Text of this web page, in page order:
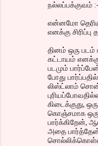
நல்லப்பக்குவம்
என்னமோ
எனக்கு சிரிப்பு
தினம் ஒரு படம்
கட்டாயம்
படமும்
போது
லிஸ்ட்லாம்
கிடைக்குது,
கொஞ்சமாக ஒரு
பார்க்கிறேன்,
அதை